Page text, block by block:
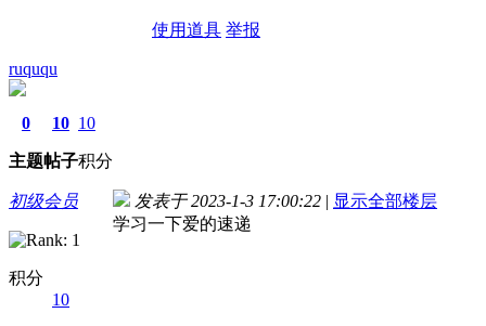
使用道具 举报
ruququ
0
主题
10
帖子
10
积分
初级会员
积分
10
发表于 2023-1-3 17:00:22 | 显示全部楼层
学习一下爱的速递